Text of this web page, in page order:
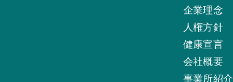
企業理念
人権方針
健康宣言
会社概要
事業所紹介